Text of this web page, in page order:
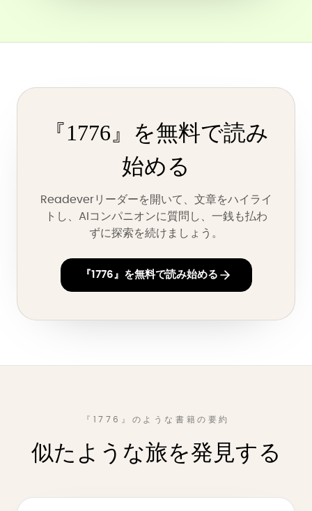
『1776』を無料で読み
始める
Readeverリーダーを開いて、文章をハイライ
トし、AIコンパニオンに質問し、一銭も払わ
ずに探索を続けましょう。
『1776』を無料で読み始める
『1776』のような書籍の要約
似たような旅を発見する